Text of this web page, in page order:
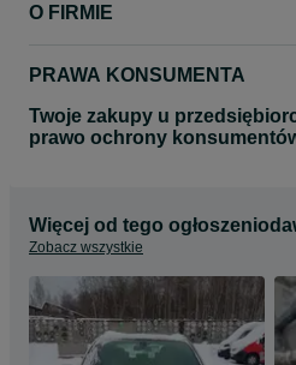
O FIRMIE
PRAWA KONSUMENTA
Twoje zakupy u
prawo ochrony
Więcej od tego
Zobacz wszystkie